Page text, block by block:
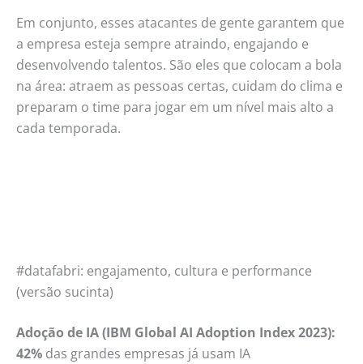
Em conjunto, esses atacantes de gente garantem que
a empresa esteja sempre atraindo, engajando e
desenvolvendo talentos. São eles que colocam a bola
na área: atraem as pessoas certas, cuidam do clima e
preparam o time para jogar em um nível mais alto a
cada temporada.
#datafabri: engajamento, cultura e performance
(versão sucinta)
Adoção de IA (IBM Global AI Adoption Index 2023):
42% das grandes empresas já usam IA